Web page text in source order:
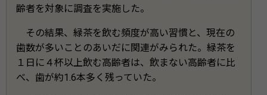
齢者を対象に調査を実施した。
その結果、緑茶を飲む頻度が高い習慣と、現在の
歯数が多いことのあいだに関連がみられた。緑茶を
１日に４杯以上飲む高齢者は、飲まない高齢者に比
べ、歯が約1.6本多く残っていた。